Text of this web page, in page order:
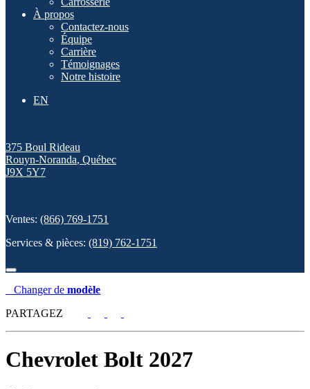
À propos
Contactez-nous
Équipe
Carrière
Témoignages
Notre histoire
EN
375 Boul Rideau
Rouyn-Noranda, Québec
J9X 5Y7
Ventes: (866) 769-1751
Services & pièces: (819) 762-1751
Changer de modèle
PARTAGEZ
Chevrolet Bolt 2027